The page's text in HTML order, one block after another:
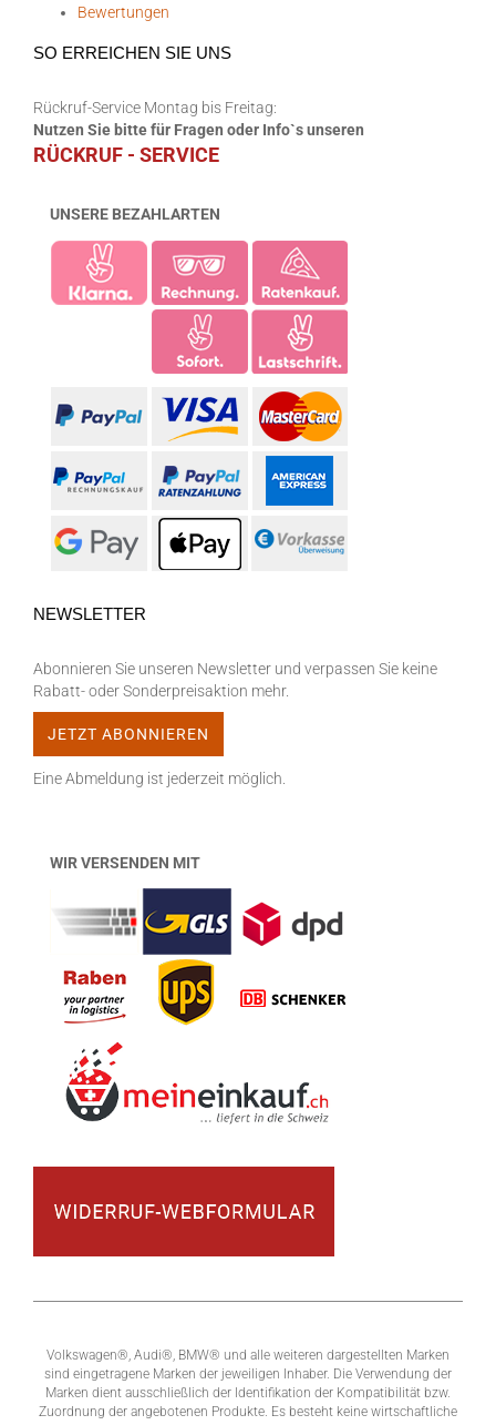
Bewertungen
SO ERREICHEN SIE UNS
Rückruf-Service Montag bis Freitag:
Nutzen Sie bitte für Fragen oder Info`s unseren
RÜCKRUF - SERVICE
UNSERE BEZAHLARTEN
NEWSLETTER
Abonnieren Sie unseren Newsletter und verpassen Sie keine
Rabatt- oder Sonderpreisaktion mehr.
Eine Abmeldung ist jederzeit möglich.
WIR VERSENDEN MIT
Volkswagen®, Audi®, BMW® und alle weiteren dargestellten Marken
sind eingetragene Marken der jeweiligen Inhaber. Die Verwendung der
Marken dient ausschließlich der Identifikation der Kompatibilität bzw.
Zuordnung der angebotenen Produkte. Es besteht keine wirtschaftliche